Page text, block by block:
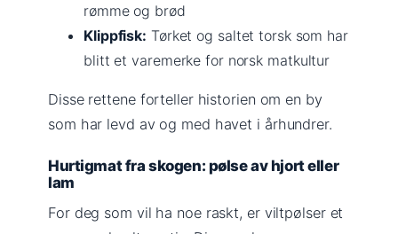
rømme og brød
Klippfisk: Tørket og saltet torsk som har
blitt et varemerke for norsk matkultur
Disse rettene forteller historien om en by
som har levd av og med havet i århundrer.
Hurtigmat fra skogen: pølse av hjort eller
lam
For deg som vil ha noe raskt, er viltpølser et